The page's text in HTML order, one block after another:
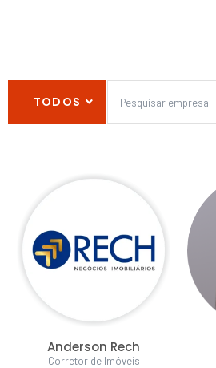
TODOS
Anderson Rech
Corretor de Imóveis